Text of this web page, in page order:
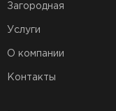
Загородная
Услуги
О компании
Контакты